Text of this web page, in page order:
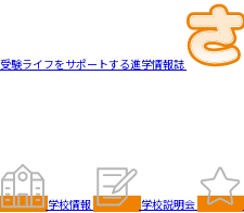
受験ライフをサポートする進学情報誌
学校情報 学校説明会